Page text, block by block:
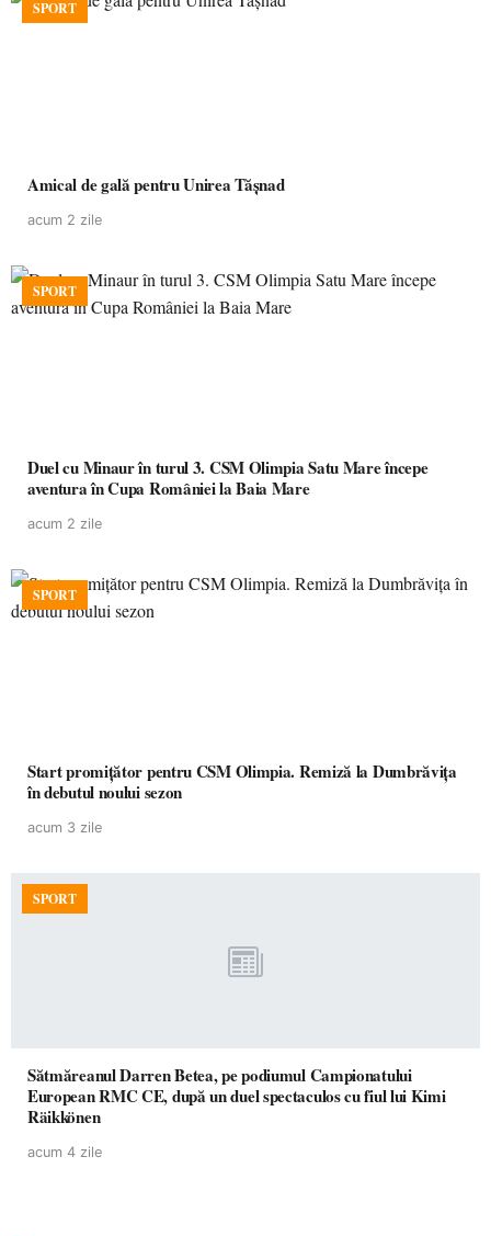
SPORT
Amical de gală pentru Unirea Tășnad
acum 2 zile
SPORT
Duel cu Minaur în turul 3. CSM Olimpia Satu Mare începe
aventura în Cupa României la Baia Mare
acum 2 zile
SPORT
Start promițător pentru CSM Olimpia. Remiză la Dumbrăvița
în debutul noului sezon
acum 3 zile
SPORT
Sătmăreanul Darren Betea, pe podiumul Campionatului
European RMC CE, după un duel spectaculos cu fiul lui Kimi
Räikkönen
acum 4 zile